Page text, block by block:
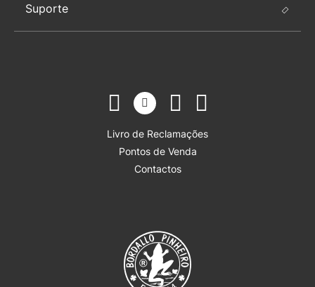
Suporte
Livro de Reclamações
Pontos de Venda
Contactos